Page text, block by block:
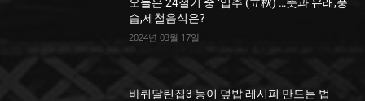
습,제철음식은?
2024년 03월 17일
바퀴달린집3 능이 덮밥 레시피 만드는 법